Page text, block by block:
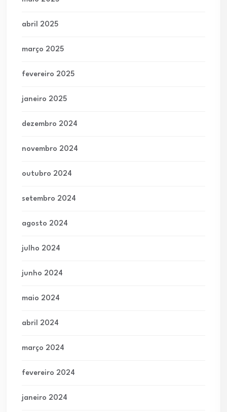
abril 2025
março 2025
fevereiro 2025
janeiro 2025
dezembro 2024
novembro 2024
outubro 2024
setembro 2024
agosto 2024
julho 2024
junho 2024
maio 2024
abril 2024
março 2024
fevereiro 2024
janeiro 2024